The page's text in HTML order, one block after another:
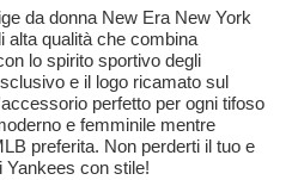
da donna New Era New York
alta qualità che combina
lo spirito sportivo degli
e il logo ricamato sul
perfetto per ogni tifoso
e femminile mentre
preferita. Non perderti il tuo e
Yankees con stile!